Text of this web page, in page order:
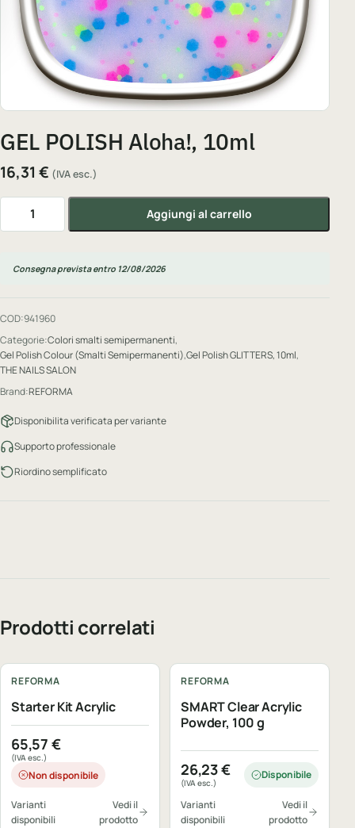
GEL POLISH Aloha!, 10ml
16,31 € (IVA esc.)
GEL POLISH Aloha!, 10ml quantitàAggiungi al carrello
Consegna prevista entro 12/08/2026
COD:941960
Categorie:Colori smalti semipermanenti,
Gel Polish Colour (Smalti Semipermanenti),Gel Polish GLITTERS, 10ml,
THE NAILS SALON
Brand:REFORMA
Disponibilita verificata per variante
Supporto professionale
Riordino semplificato
Prodotti correlati
REFORMA
Starter Kit Acrylic
65,57 €
(IVA esc.)
Non disponibile
Varianti
disponibili
Vedi il
prodotto
REFORMA
SMART Clear Acrylic
Powder, 100 g
26,23€
(IVA esc.)
Disponibile
Varianti
disponibili
Vedi il
prodotto